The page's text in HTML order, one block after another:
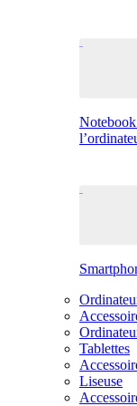
Tablettes
Liseuse